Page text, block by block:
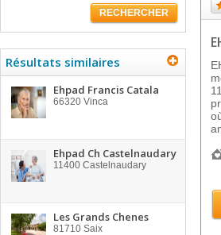
RECHERCHER
Résultats similaires
Ehpad Francis Catala
66320 Vinca
Ehpad Ch Castelnaudary
11400 Castelnaudary
Les Grands Chenes
81710 Saix